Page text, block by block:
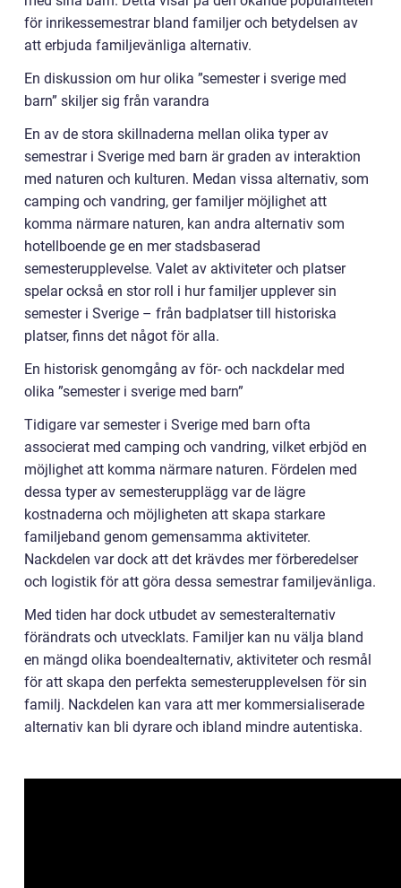
för inrikessemestrar bland familjer och betydelsen av
att erbjuda familjevänliga alternativ.
En diskussion om hur olika ”semester i sverige med
barn” skiljer sig från varandra
En av de stora skillnaderna mellan olika typer av
semestrar i Sverige med barn är graden av interaktion
med naturen och kulturen. Medan vissa alternativ, som
camping och vandring, ger familjer möjlighet att
komma närmare naturen, kan andra alternativ som
hotellboende ge en mer stadsbaserad
semesterupplevelse. Valet av aktiviteter och platser
spelar också en stor roll i hur familjer upplever sin
semester i Sverige – från badplatser till historiska
platser, finns det något för alla.
En historisk genomgång av för- och nackdelar med
olika ”semester i sverige med barn”
Tidigare var semester i Sverige med barn ofta
associerat med camping och vandring, vilket erbjöd en
möjlighet att komma närmare naturen. Fördelen med
dessa typer av semesterupplägg var de lägre
kostnaderna och möjligheten att skapa starkare
familjeband genom gemensamma aktiviteter.
Nackdelen var dock att det krävdes mer förberedelser
och logistik för att göra dessa semestrar familjevänliga.
Med tiden har dock utbudet av semesteralternativ
förändrats och utvecklats. Familjer kan nu välja bland
en mängd olika boendealternativ, aktiviteter och resmål
för att skapa den perfekta semesterupplevelsen för sin
familj. Nackdelen kan vara att mer kommersialiserade
alternativ kan bli dyrare och ibland mindre autentiska.